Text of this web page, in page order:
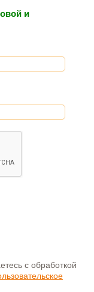
и
с обработкой